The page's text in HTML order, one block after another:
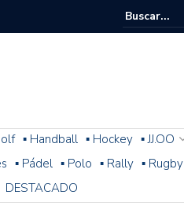
▪ Handball ▪ Hockey ▪ JJ.OO
▪ Pádel ▪ Polo ▪ Rally ▪ Rugby
DESTACADO